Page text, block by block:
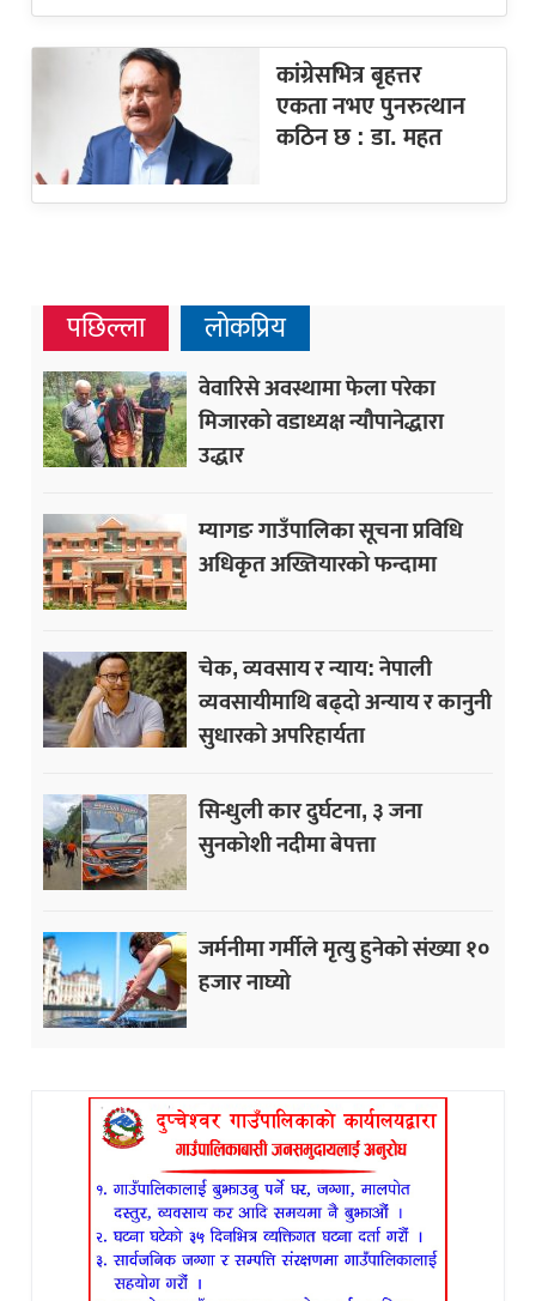
कांग्रेसभित्र बृहत्तर
एकता नभए पुनरुत्थान
कठिन छ : डा. महत
पछिल्ला लोकप्रिय
वेवारिसे अवस्थामा फेला परेका
मिजारको वडाध्यक्ष न्यौपानेद्धारा
उद्धार
म्यागङ गाउँपालिका सूचना प्रविधि
अधिकृत अख्तियारको फन्दामा
चेक, व्यवसाय र न्याय: नेपाली
व्यवसायीमाथि बढ्दो अन्याय र कानुनी
सुधारको अपरिहार्यता
सिन्धुली कार दुर्घटना, ३ जना
सुनकोशी नदीमा बेपत्ता
जर्मनीमा गर्मीले मृत्यु हुनेको संख्या १०
हजार नाघ्यो